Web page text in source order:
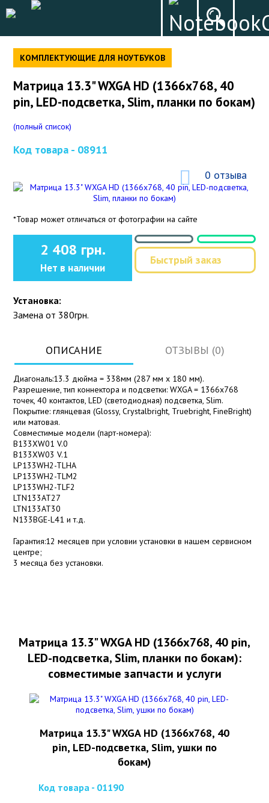
КОМПЛЕКТУЮЩИЕ ДЛЯ НОУТБУКОВ
Матрица 13.3" WXGA HD (1366x768, 40
pin, LED-подсветка, Slim, планки по бокам)
(полный список)
Код товара - 08911
0 отзыва
*Товар может отличаться от фотографии на сайте
2 408 грн.
Нет в наличии
Быстрый заказ
Установка:
Замена от 380грн.
ОПИСАНИЕ ОТЗЫВЫ (0)
Диагональ:13.3 дюйма = 338мм (287 мм х 180 мм).
Разрешение, тип коннектора и подсветки: WXGA = 1366x768
точек, 40 контактов, LED (светодиодная) подсветка, Slim.
Покрытие: глянцевая (Glossy, Crystalbright, Truebright, FineBright)
или матовая.
Совместимые модели (парт-номера):
B133XW01 V.0
B133XW03 V.1
LP133WH2-TLHA
LP133WH2-TLM2
LP133WH2-TLF2
LTN133AT27
LTN133AT30
N133BGE-L41 и т.д.
Гарантия:12 месяцев при условии установки в нашем сервисном
центре;
3 месяца без установки.
Матрица 13.3" WXGA HD (1366x768, 40 pin,
LED-подсветка, Slim, планки по бокам):
совместимые запчасти и услуги
Матрица 13.3" WXGA HD (1366x768, 40
pin, LED-подсветка, Slim, ушки по
бокам)
Код товара - 01190